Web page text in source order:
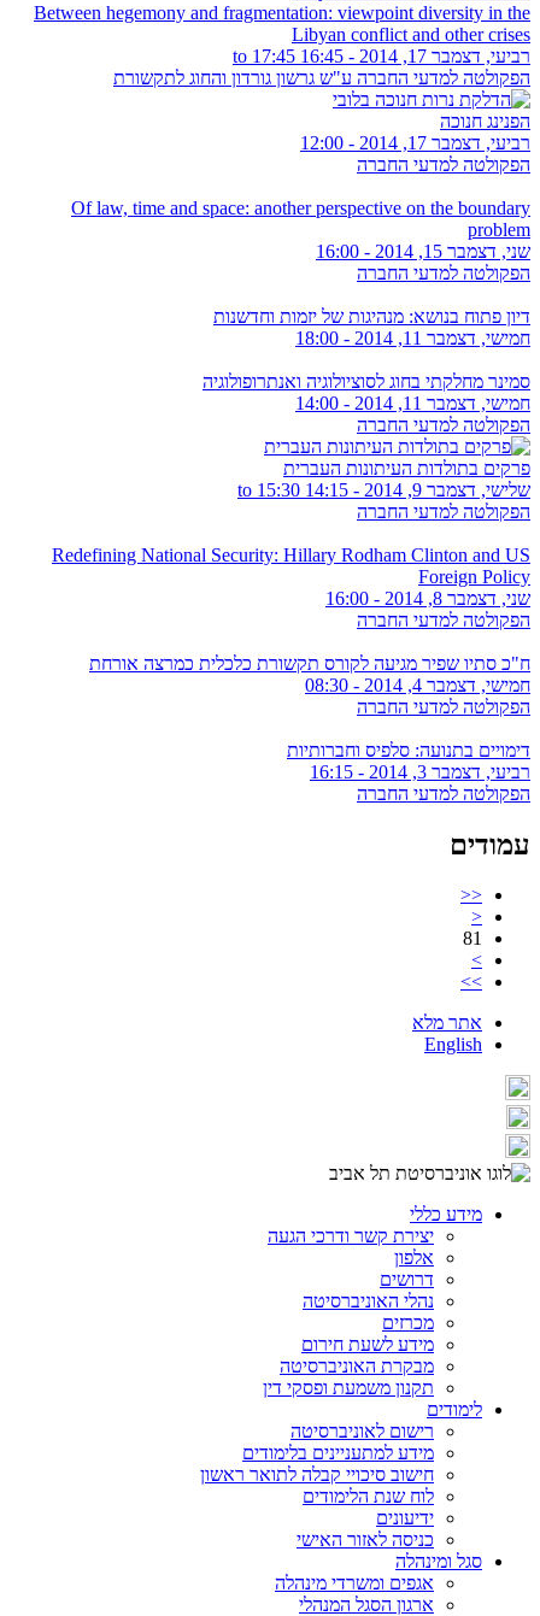
Between hegemony and fragmentation: viewpoint diversity in the
Libyan conflict and other crises
רביעי, דצמבר 17, 2014 -
16:45
17:45
הפקולטה למדעי החברה ע"ש גרשון גורדון והחוג לתקשורת
הפנינג חנוכה
רביעי, דצמבר 17, 2014 - 12:00
הפקולטה למדעי החברה
Of law, time and space: another perspective on the boundary
problem
שני, דצמבר 15, 2014 - 16:00
הפקולטה למדעי החברה
דיון פתוח בנושא: מנהיגות של יזמות וחדשנות
חמישי, דצמבר 11, 2014 - 18:00
סמינר מחלקתי בחוג לסוציולוגיה ואנתרופולוגיה
חמישי, דצמבר 11, 2014 - 14:00
הפקולטה למדעי החברה
פרקים בתולדות העיתונות העברית
שלישי, דצמבר 9, 2014 -
14:15
15:30
הפקולטה למדעי החברה
Redefining National Security: Hillary Rodham Clinton and US
Foreign Policy
שני, דצמבר 8, 2014 - 16:00
הפקולטה למדעי החברה
ח"כ סתיו שפיר מגיעה לקורס תקשורת כלכלית כמרצה אורחת
חמישי, דצמבר 4, 2014 - 08:30
הפקולטה למדעי החברה
דימויים בתנועה: סלפיס וחברותיות
רביעי, דצמבר 3, 2014 - 16:15
הפקולטה למדעי החברה
עמודים
<<
<
81
>
>>
אתר מלא
English
מידע כללי
יצירת קשר ודרכי הגעה
אלפון
דרושים
נהלי האוניברסיטה
מכרזים
מידע לשעת חירום
מבקרת האוניברסיטה
תקנון משמעת ופסקי דין
לימודים
רישום לאוניברסיטה
מידע למתעניינים בלימודים
חישוב סיכויי קבלה לתואר ראשון
לוח שנת הלימודים
ידיעונים
כניסה לאזור האישי
סגל ומינהלה
אגפים ומשרדי מינהלה
ארגון הסגל המנהלי